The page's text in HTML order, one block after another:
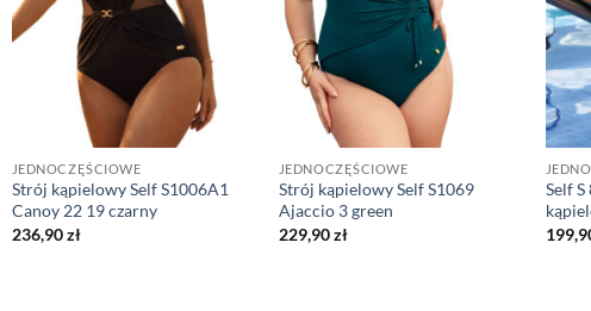
JEDNOCZĘŚCIOWE
Strój kąpielowy Self S1006A1
Canoy 22 19 czarny
236,90zł
JEDNOCZĘŚCIOWE
Strój kąpielowy Self S1069
Ajaccio 3 green
229,90zł
Self